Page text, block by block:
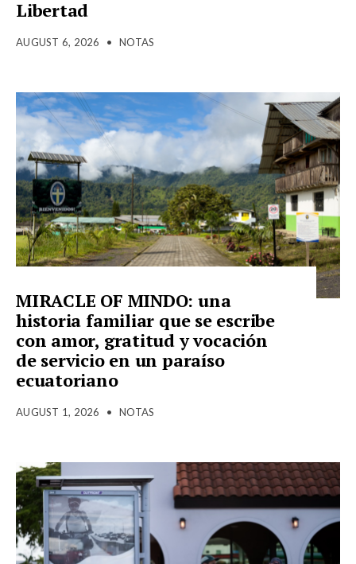
Libertad
AUGUST 6, 2026 • NOTAS
MIRACLE OF MINDO: una
historia familiar que se escribe
con amor, gratitud y vocación
de servicio en un paraíso
ecuatoriano
AUGUST 1, 2026 • NOTAS